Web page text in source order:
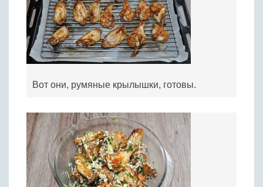
Вот они, румяные крылышки, готовы.